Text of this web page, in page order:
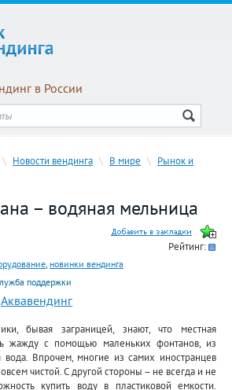
в России
\ Новости вендинга \ В мире \ Рынок и
– водяная мельница
Рейтинг:
, новинки вендинга
поддержки
Аквавендинг
бывая заграницей, знают, что местная
жажду с помощью маленьких фонтанов, из
вода. Впрочем, многие из самих иностранцев
чистой. С другой стороны – не всегда и не
купить воду в пластиковой емкости.